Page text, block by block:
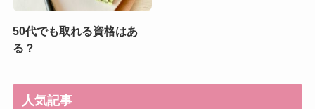
50代でも取れる資格はあ
る？
人気記事